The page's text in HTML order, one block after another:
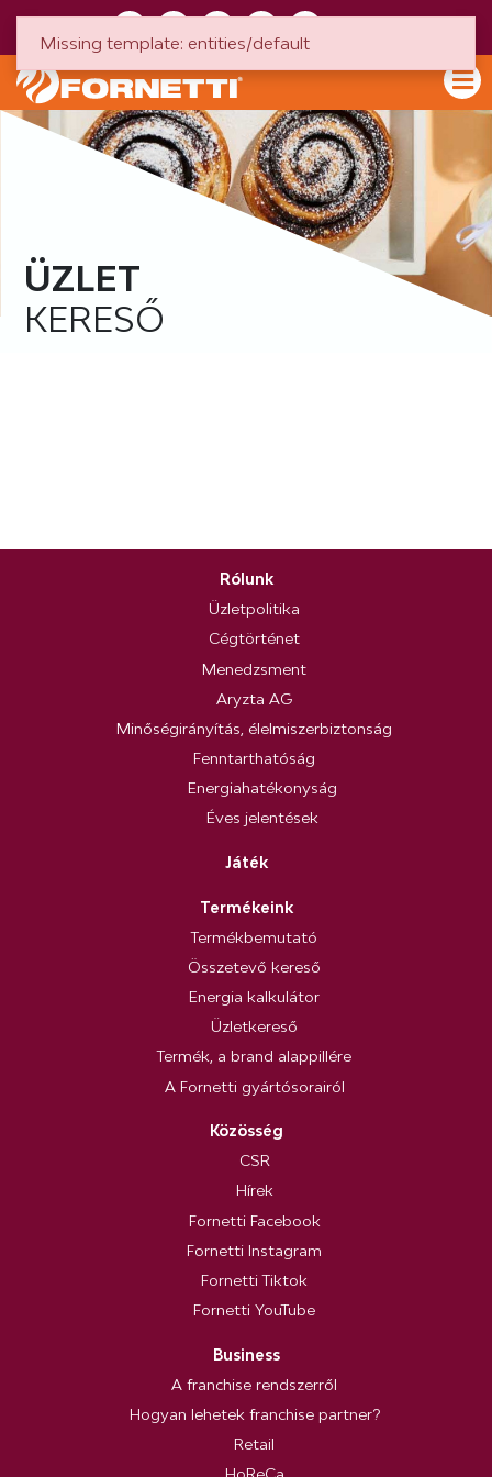
ÜZLET
KERESŐ
Rólunk
Üzletpolitika
Cégtörténet
Menedzsment
Aryzta AG
Minőségirányítás, élelmiszerbiztonság
Fenntarthatóság
Energiahatékonyság
Éves jelentések
Játék
Termékeink
Termékbemutató
Összetevő kereső
Energia kalkulátor
Üzletkereső
Termék, a brand alappillére
A Fornetti gyártósorairól
Közösség
CSR
Hírek
Fornetti Facebook
Fornetti Instagram
Fornetti Tiktok
Fornetti YouTube
Business
A franchise rendszerről
Hogyan lehetek franchise partner?
Retail
Missing template: entities/default